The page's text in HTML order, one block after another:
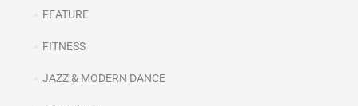
FEATURE
FITNESS
JAZZ & MODERN DANCE